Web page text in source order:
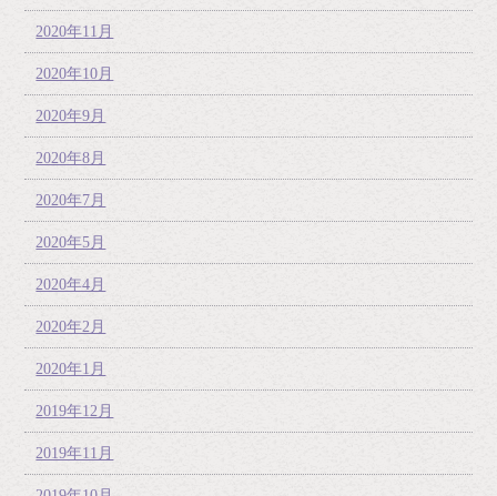
2020年11月
2020年10月
2020年9月
2020年8月
2020年7月
2020年5月
2020年4月
2020年2月
2020年1月
2019年12月
2019年11月